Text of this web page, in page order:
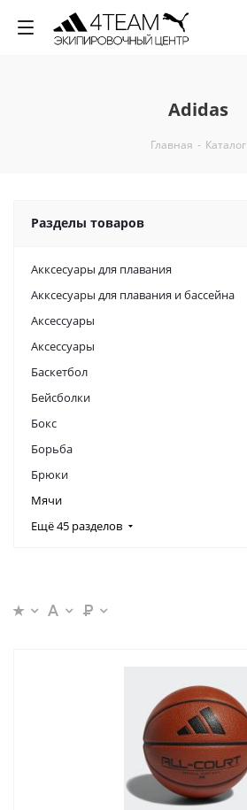
Adidas
Главная - Каталог
Разделы товаров
Акксесуары для плавания
Акксесуары для плавания и бассейна
Аксессуары
Аксессуары
Баскетбол
Бейсболки
Бокс
Борьба
Брюки
Мячи
Ещё 45 разделов